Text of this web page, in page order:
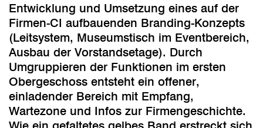
Entwicklung und Umsetzung eines auf der
Firmen-CI aufbauenden Branding-Konzepts
(Leitsystem, Museumstisch im Eventbereich,
Ausbau der Vorstandsetage). Durch
Umgruppieren der Funktionen im ersten
Obergeschoss entsteht ein offener,
einladender Bereich mit Empfang,
Wartezone und Infos zur Firmengeschichte.